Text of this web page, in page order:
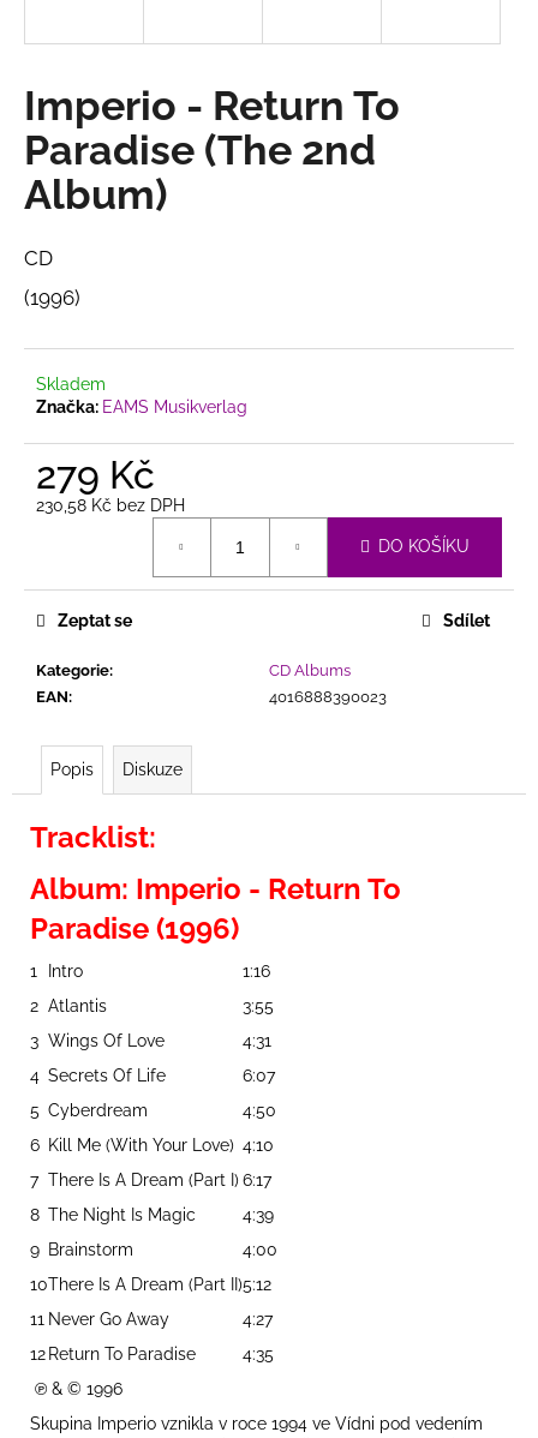
Imperio - Return To
Paradise (The 2nd
Album)
CD
(1996)
Skladem
Značka: EAMS Musikverlag
279 Kč
230,58 Kč bez DPH
DO KOŠÍKU
Kategorie:
CD Albums
EAN: 4016888390023
Zeptat se Sdílet
Popis Diskuze
Tracklist:
Album: Imperio - Return To
Paradise (1996)
1 Intro
1:16
2 Atlantis
3:55
3 Wings Of Love
4:31
4 Secrets Of Life
6:07
5 Cyberdream
4:50
6 Kill Me (With Your Love) 4:10
7 There Is A Dream (Part I)6:17
8 The Night Is Magic
4:39
9 Brainstorm
4:00
10There Is A Dream (Part II)5:12
11 Never Go Away
4:27
12Return To Paradise
4:35
℗ & © 1996
Skupina Imperio vznikla v roce 1994 ve Vídni pod vedením
í
t
?
D
o
p
u
j
e
e
RAF
CHANGE
MIND
(BONUS
LIMITED
EDITION)
289